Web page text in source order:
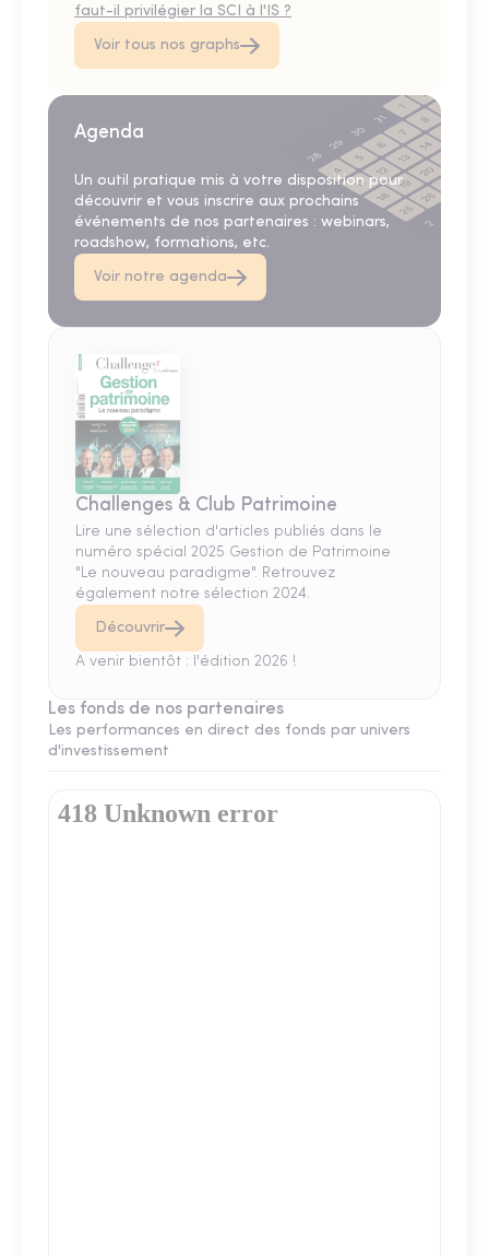
faut-il privilégier la SCI à l'IS ?
Voir tous nos graphs
Agenda
Un outil pratique mis à votre disposition pour
découvrir et vous inscrire aux prochains
événements de nos partenaires : webinars,
roadshow, formations, etc.
Voir notre agenda
Challenges & Club Patrimoine
Lire une sélection d'articles publiés dans le
numéro spécial 2025 Gestion de Patrimoine
"Le nouveau paradigme". Retrouvez
également notre sélection 2024.
Découvrir
A venir bientôt : l'édition 2026 !
Les fonds de nos partenaires
Les performances en direct des fonds par univers
d'investissement